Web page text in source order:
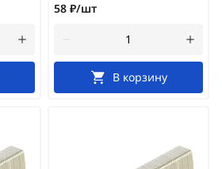
58 ₽/шт
В корзину